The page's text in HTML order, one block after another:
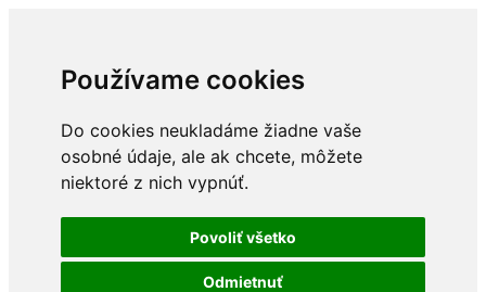
Používame cookies
Do cookies neukladáme žiadne vaše
osobné údaje, ale ak chcete, môžete
niektoré z nich vypnúť.
Povoliť všetko
Odmietnuť